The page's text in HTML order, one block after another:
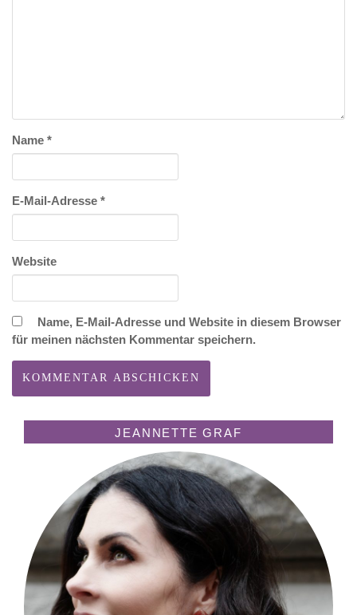
Name *
E-Mail-Adresse *
Website
Name, E-Mail-Adresse und Website in diesem Browser
für meinen nächsten Kommentar speichern.
JEANNETTE GRAF